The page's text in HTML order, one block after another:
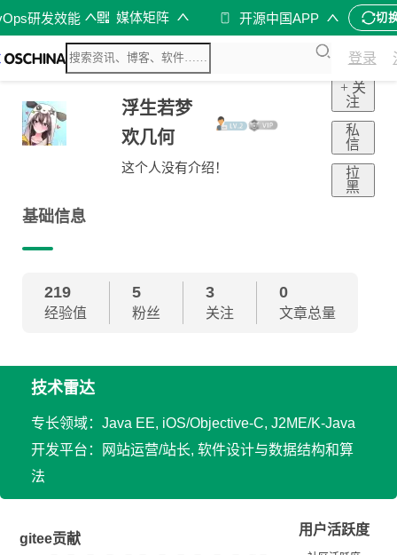
研发效能 媒体矩阵 开源中国APP 切
登录
浮生若梦
欢几何
这个人没有介绍！
+ 关
注
私
信
拉
黑
基础信息
219
经验值
5
粉丝
3
关注
0
文章总量
技术雷达
专长领域：Java EE, iOS/Objective-C, J2ME/K-Java
开发平台：网站运营/站长, 软件设计与数据结构和算
法
gitee贡献
用户活跃度